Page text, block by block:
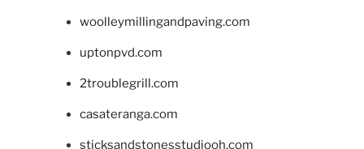
woolleymillingandpaving.com
uptonpvd.com
2troublegrill.com
casateranga.com
sticksandstonesstudiooh.com